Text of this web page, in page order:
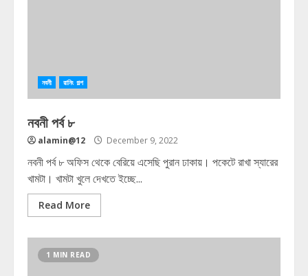
নবনী রানিং গল্প
নবনী পর্ব ৮
alamin@12 December 9, 2022
নবনী পর্ব ৮ অফিস থেকে বেরিয়ে এসেছি পুরান ঢাকায়। পকেটে রাখা স্যারের
খামটা। খামটা খুলে দেখতে ইচ্ছে...
Read More
1 MIN READ